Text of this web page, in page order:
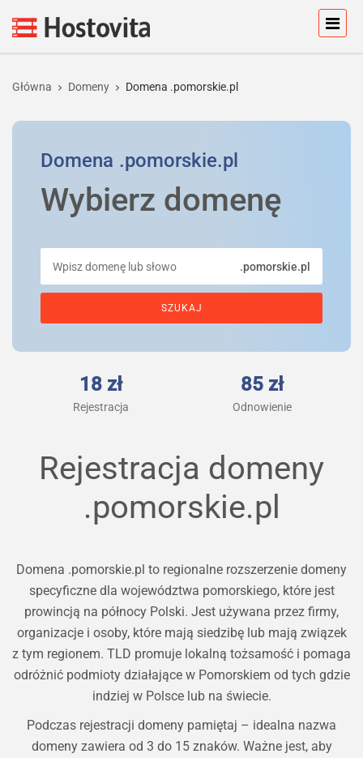
Główna Domeny Domena .pomorskie.pl
Domena .pomorskie.pl
Wybierz domenę
.pomorskie.pl
18 zł
Rejestracja
85 zł
Odnowienie
Rejestracja domeny
.pomorskie.pl
Domena .pomorskie.pl to regionalne rozszerzenie domeny
specyficzne dla województwa pomorskiego, które jest
prowincją na północy Polski. Jest używana przez firmy,
organizacje i osoby, które mają siedzibę lub mają związek
z tym regionem. TLD promuje lokalną tożsamość i pomaga
odróżnić podmioty działające w Pomorskiem od tych gdzie
indziej w Polsce lub na świecie.
Podczas rejestracji domeny pamiętaj – idealna nazwa
domeny zawiera od 3 do 15 znaków. Ważne jest, aby